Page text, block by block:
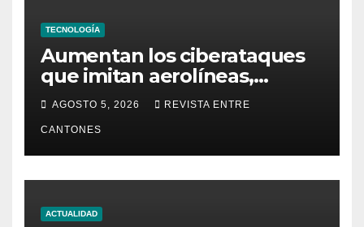
TECNOLOGÍA
Aumentan los ciberataques
que imitan aerolíneas,
hoteles y plataformas de
viaje
AGOSTO 5, 2026 REVISTA ENTRE
CANTONES
ACTUALIDAD